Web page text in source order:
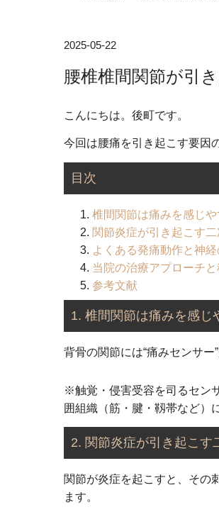
2025-05-22
腰椎椎間関節が引
こんにちは。後町です。
今回は腰痛を引き起こす要因
目次
椎間関節は痛みを感じ
関節炎症が引き起こす
よくある発痛動作と神経
当院の治療アプローチ
参考文献
1. 椎間関節は痛みを感じ
背骨の関節には“痛みセンサー
※触覚・侵害受容を司るセン
囲組織（筋・腱・靱帯など）
2. 関節炎症が引き起こす
関節が炎症を起こすと、その
ます。